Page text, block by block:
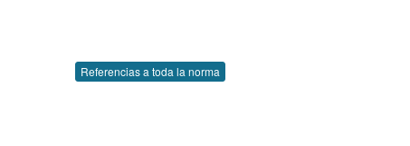
Referencias a toda la norma